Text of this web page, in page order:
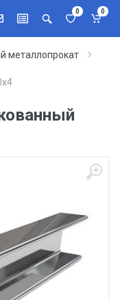
0 0
металлопрокат